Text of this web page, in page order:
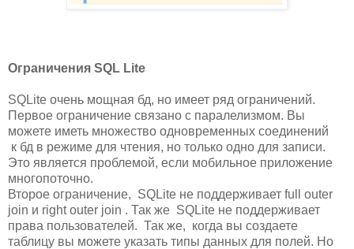
Ограничения SQL Lite
SQLite очень мощная бд, но имеет ряд ограничений.
Первое ограничение связано с паралелизмом. Вы
можете иметь множество одновременных соединений
к бд в режиме для чтения, но только одно для записи.
Это является проблемой, если мобильное приложение
многопоточно.
Второе ограничение, SQLite не поддерживает full outer
join и right outer join . Так же SQLite не поддерживает
права пользователей. Так же, когда вы создаете
таблицу вы можете указать типы данных для полей. Но